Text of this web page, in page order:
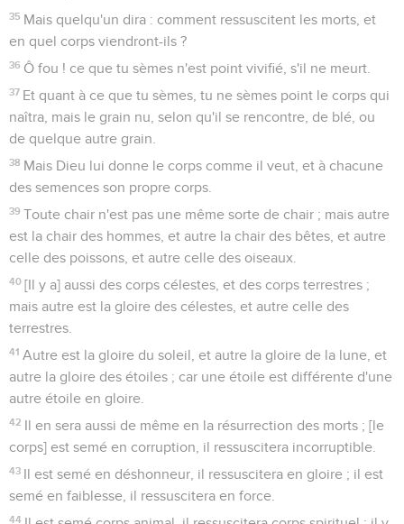
35 Mais quelqu'un dira : comment ressuscitent les morts, et
en quel corps viendront-ils ?
36 Ô fou ! ce que tu sèmes n'est point vivifié, s'il ne meurt.
37 Et quant à ce que tu sèmes, tu ne sèmes point le corps qui
naîtra, mais le grain nu, selon qu'il se rencontre, de blé, ou
de quelque autre grain.
38 Mais Dieu lui donne le corps comme il veut, et à chacune
des semences son propre corps.
39 Toute chair n'est pas une même sorte de chair ; mais autre
est la chair des hommes, et autre la chair des bêtes, et autre
celle des poissons, et autre celle des oiseaux.
40 [Il y a] aussi des corps célestes, et des corps terrestres ;
mais autre est la gloire des célestes, et autre celle des
terrestres.
41 Autre est la gloire du soleil, et autre la gloire de la lune, et
autre la gloire des étoiles ; car une étoile est différente d'une
autre étoile en gloire.
42 Il en sera aussi de même en la résurrection des morts ; [le
corps] est semé en corruption, il ressuscitera incorruptible.
43 Il est semé en déshonneur, il ressuscitera en gloire ; il est
semé en faiblesse, il ressuscitera en force.
44